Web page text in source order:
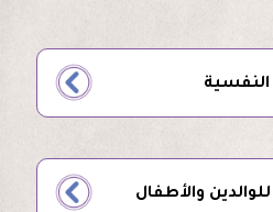
والأطفال